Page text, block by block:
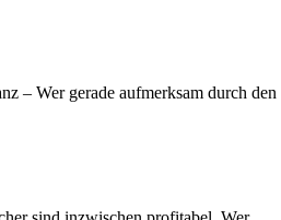
– Wer gerade aufmerksam durch